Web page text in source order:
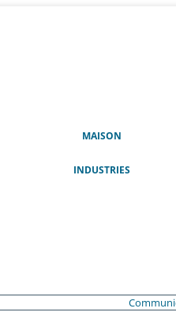
MAISON(ACTUEL)
INDUSTRIES